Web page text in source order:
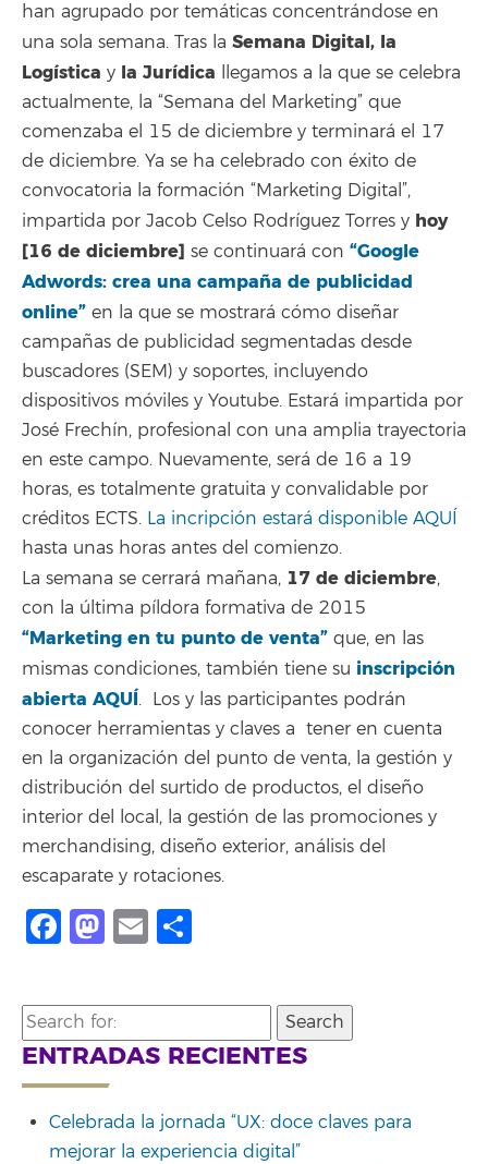
han agrupado por temáticas concentrándose en
una sola semana. Tras la Semana Digital, la
Logística y la Jurídica llegamos a la que se celebra
actualmente, la “Semana del Marketing” que
comenzaba el 15 de diciembre y terminará el 17
de diciembre. Ya se ha celebrado con éxito de
convocatoria la formación “Marketing Digital”,
impartida por Jacob Celso Rodríguez Torres y hoy
[16 de diciembre] se continuará con “Google
Adwords: crea una campaña de publicidad
online” en la que se mostrará cómo diseñar
campañas de publicidad segmentadas desde
buscadores (SEM) y soportes, incluyendo
dispositivos móviles y Youtube. Estará impartida por
José Frechín, profesional con una amplia trayectoria
en este campo. Nuevamente, será de 16 a 19
horas, es totalmente gratuita y convalidable por
créditos ECTS. La incripción estará disponible AQUÍ
hasta unas horas antes del comienzo.
La semana se cerrará mañana, 17 de diciembre,
con la última píldora formativa de 2015
“Marketing en tu punto de venta” que, en las
mismas condiciones, también tiene su inscripción
abierta AQUÍ. Los y las participantes podrán
conocer herramientas y claves a tener en cuenta
en la organización del punto de venta, la gestión y
distribución del surtido de productos, el diseño
interior del local, la gestión de las promociones y
merchandising, diseño exterior, análisis del
escaparate y rotaciones.
Facebook
Mastodon
Email
Search
for:
ENTRADAS RECIENTES
Celebrada la jornada “UX: doce claves para
mejorar la experiencia digital”